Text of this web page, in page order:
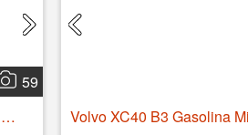
59
Volvo XC60 T6 Recharge Core AWD Auto 257 kW (350 CV)